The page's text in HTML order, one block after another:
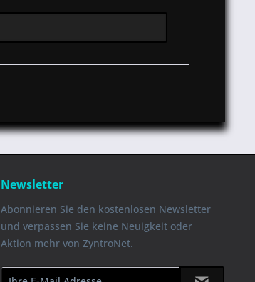
Newsletter
Abonnieren Sie den kostenlosen Newsletter
und verpassen Sie keine Neuigkeit oder
Aktion mehr von ZyntroNet.